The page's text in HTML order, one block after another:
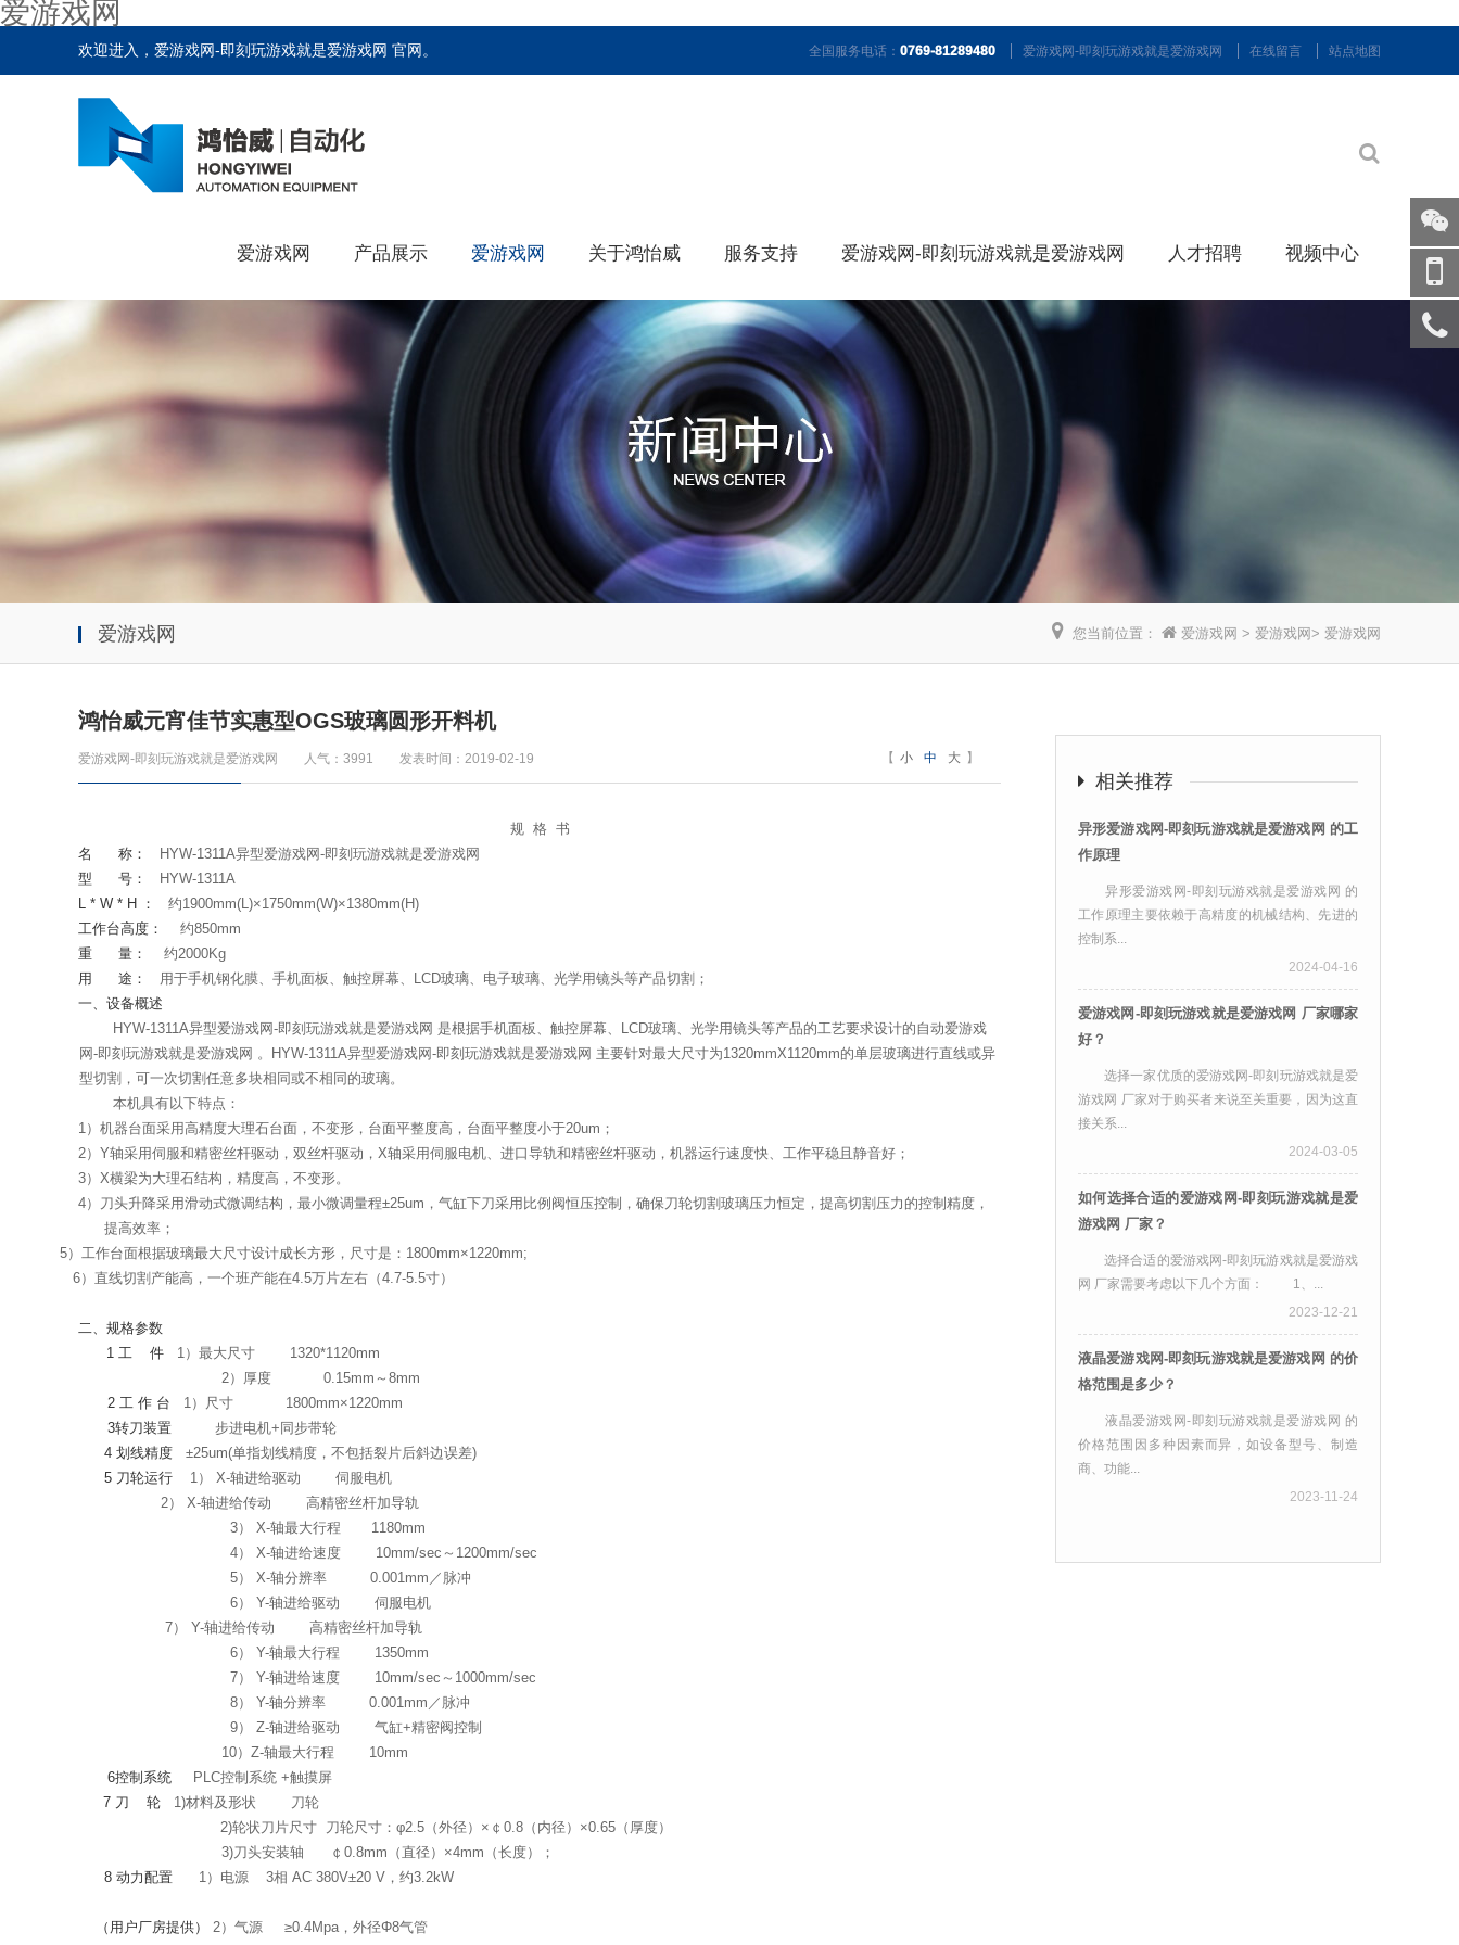
爱游戏网
欢迎进入，爱游戏网-即刻玩游戏就是爱游戏网 官网。 全国服务电话： 0769-81289480 爱游戏网-即刻玩游戏就是爱游戏网 在线留言 站点地图
爱游戏网 产品展示 爱游戏网 关于鸿怡威 服务支持 爱游戏网-即刻玩游戏就是爱游戏网 人才招聘 视频中心
爱游戏网 您当前位置： 爱游戏网 > 爱游戏网> 爱游戏网
鸿怡威元宵佳节实惠型OGS玻璃圆形开料机
爱游戏网-即刻玩游戏就是爱游戏网 人气：3991 发表时间：2019-02-19 【 小 中 大 】
规 格 书
名
称： HYW-1311A异型爱游戏网-即刻玩游戏就是爱游戏网
型
号：
HYW-1311A
L * W * H
： 约1900mm(L)×1750mm(W)×1380mm(H)
工作台高度：
约850mm
重
量： 约2000Kg
用
途：
用于手机钢化膜、手机面板、触控屏幕、LCD玻璃、电子玻璃、光学用镜头等产品切割；
一、设备概述
HYW-1311A异型爱游戏网-即刻玩游戏就是爱游戏网 是根据手机面板、触控屏幕、LCD玻璃、光学用镜头等产品的工艺要求设计的自动爱游戏
网-即刻玩游戏就是爱游戏网 。HYW-1311A异型爱游戏网-即刻玩游戏就是爱游戏网 主要针对最大尺寸为1320mmX1120mm的单层玻璃进行直线或异
型切割，可一次切割任意多块相同或不相同的玻璃。
本机具有以下特点：
1） 机器台面采用高精度大理石台面，不变形，台面平整度高，台面平整度小于20um ；
2） Y轴采用伺服和精密丝杆驱动，双丝杆驱动， X轴采用伺服电机、进口导轨和精密丝杆驱动，机器运行速度快、工作平稳且静音好；
3） X横梁为大理石结构，精度高，不变形。
4）刀头升降采用滑动式微调结构，最小微调量程±25um ，气缸下刀采用比例阀恒压控制，确保刀轮切割玻璃压力恒定，提高切割压力的控制精度，
提高效率；
5）工作台面根据玻璃最大尺寸设计成长方形，尺寸是： 1800mm×1220mm;
6）直线切割产能高，一个班产能在4.5万片左右（4.7-5.5寸）
二、规格参数
1 工 件 1）最大尺寸
1320*1120mm
2）厚度
0.15mm～8mm
2工作 台 1）尺寸 1800mm×1220mm
3转刀装置 步进电机+ 同步带轮
4划线精度 ±25um(单指划线精度，不包括裂片后斜边误差)
5 刀轮运行 1） X-轴进给驱动
伺服电机
2）
X-轴进给传动
高精密丝杆加导轨
3）
X-轴最大行程 1180mm
4）
X-轴进给速度 10mm/sec ～ 1200mm/sec
5）
X-轴分辨率 0.001mm ／脉冲
6）
Y-轴进给驱动
伺服电机
7） Y-轴进给传动
高精密丝杆加导轨
6）
Y-轴最大行程 1350mm
7）
Y-轴进给速度 10mm/sec ～ 1000mm/sec
8）
Y-轴分辨率 0.001mm ／脉冲
9）
Z-轴进给驱动 气缸+精密阀控制
10）Z-轴最大行程 10mm
6控制系统 PLC控制系统 +触摸屏
7 刀 轮 1)材料及形状
刀轮
2)轮状刀片尺寸 刀轮尺寸：φ2.5 （外径）×￠0.8 （内径）×0.65 （厚度）
3)刀头安装轴
￠0.8mm （直径）×4mm （长度）；
8 动力配置 1）电源3相 AC 380V±20V，约3.2kW
（用户厂房提供）2）气源 ≥0.4Mpa，外径Φ8气管
相关推荐
异形爱游戏网-即刻玩游戏就是爱游戏网 的工
作原理
异形爱游戏网-即刻玩游戏就是爱游戏网 的
工作原理主要依赖于高精度的机械结构、先进的
控制系...
2024-04-16
爱游戏网-即刻玩游戏就是爱游戏网 厂家哪家
好？
选择一家优质的爱游戏网-即刻玩游戏就是爱
游戏网 厂家对于购买者来说至关重要，因为这直
接关系...
2024-03-05
如何选择合适的爱游戏网-即刻玩游戏就是爱
游戏网 厂家？
选择合适的爱游戏网-即刻玩游戏就是爱游戏
网 厂家需要考虑以下几个方面： 1、...
2023-12-21
液晶爱游戏网-即刻玩游戏就是爱游戏网 的价
格范围是多少？
液晶爱游戏网-即刻玩游戏就是爱游戏网 的
价格范围因多种因素而异，如设备型号、制造
商、功能...
2023-11-24
关注
微信
手机
访问
顶部